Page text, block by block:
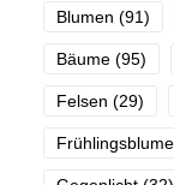
Blumen (91)
Bäume (95)
Felsen (29)